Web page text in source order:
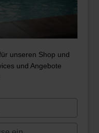
unseren Shop und
und Angebote